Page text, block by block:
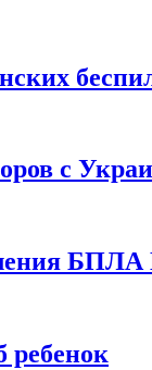
с
БПЛА
ребенок